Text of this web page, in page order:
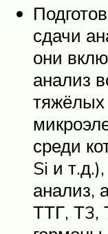
сдачи
они
анализ
среди
Si и
анализ,
ТТГ, Т3,